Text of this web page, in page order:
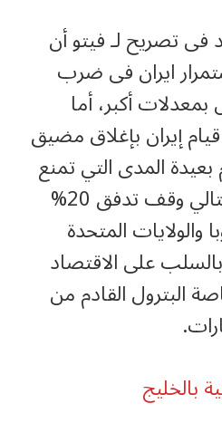
تصريح لـ فيتو أن
ايران فى ضرب
أكبر، أما
قيام إيران بإغلاق مضيق
بعيدة المدى التي تمنع
مرور السفن منه، وبالتالي وقف تدفق 20%
والولايات المتحدة
على الاقتصاد
البترول القادم من
بالخليج